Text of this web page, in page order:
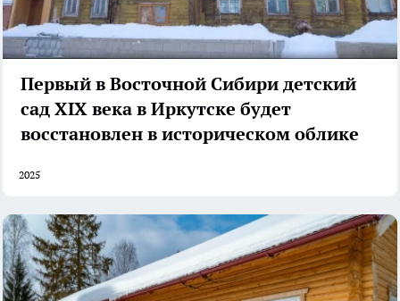
Первый в Восточной Сибири детский
сад XIX века в Иркутске будет
восстановлен в историческом облике
2025